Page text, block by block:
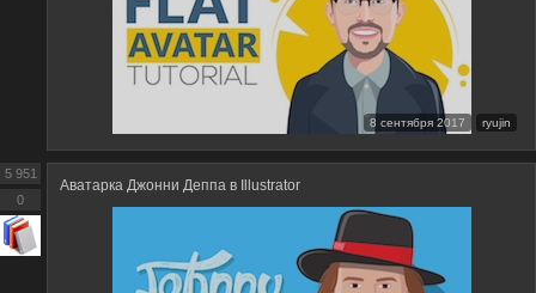
8 сентября 2017 ryujin
Аватарка Джонни Деппа в Illustrator
5 951
0